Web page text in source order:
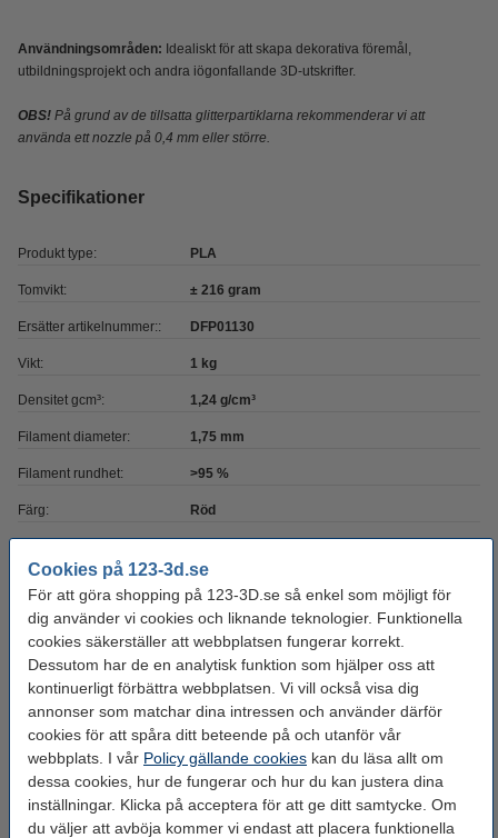
Cookies på 123-3d.se
För att göra shopping på 123-3D.se så enkel som möjligt för
dig använder vi cookies och liknande teknologier. Funktionella
cookies säkerställer att webbplatsen fungerar korrekt.
Dessutom har de en analytisk funktion som hjälper oss att
kontinuerligt förbättra webbplatsen. Vi vill också visa dig
annonser som matchar dina intressen och använder därför
cookies för att spåra ditt beteende på och utanför vår
webbplats. I vår Policy gällande cookies kan du läsa allt om
dessa cookies, hur de fungerar och hur du kan justera dina
inställningar. Klicka på acceptera för att ge ditt samtycke. Om
du väljer att avböja kommer vi endast att placera funktionella
Användningsområden: Idealiskt för att skapa dekorativa föremål,
utbildningsprojekt och andra iögonfallande 3D-utskrifter.
OBS! På grund av de tillsatta glitterpartiklarna rekommenderar vi att
använda ett nozzle på 0,4 mm eller större.
Specifikationer
Produkt type: PLA
Tomvikt: ± 216 gram
Ersätter artikelnummer:: DFP01130
Vikt: 1 kg
Densitet gcm³: 1,24 g/cm³
Filament diameter: 1,75 mm
Filament rundhet: >95 %
Färg: Röd
Max avvikelse: ± 0,05 mm
Nozzle
temperaturområde:
190 - 220 °C
Spolens bredd: 6,8 cm
Spolens inre diameter: Ø 5,2 cm
Spolens ytterdiameter: Ø 20,0 cm
Varumärke: 123-3D